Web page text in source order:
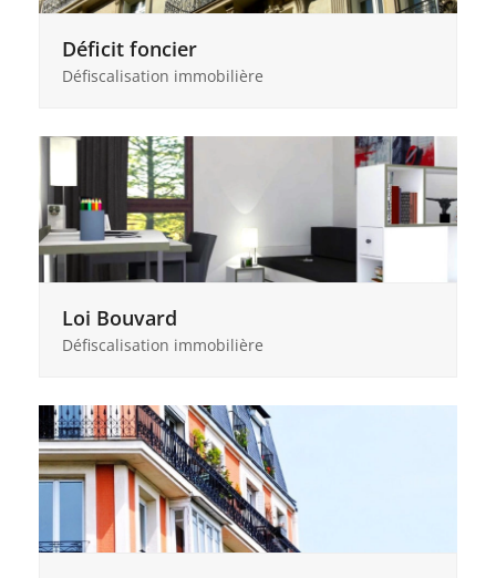
Déficit foncier
Défiscalisation immobilière
Loi Bouvard
Défiscalisation immobilière